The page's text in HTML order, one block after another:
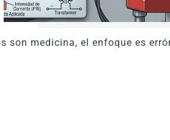
medicina, el enfoque es